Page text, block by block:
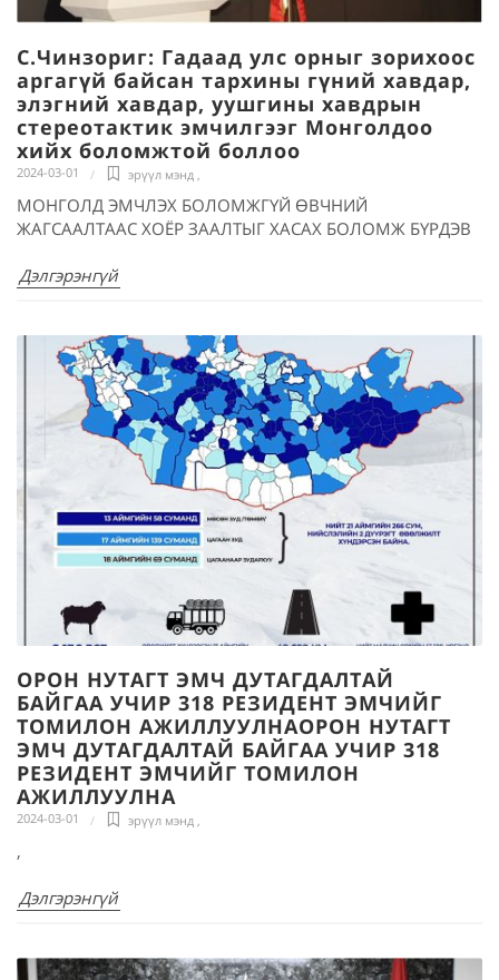
С.Чинзориг: Гадаад улс орныг зорихоос
аргагүй байсан тархины гүний хавдар,
элэгний хавдар, уушгины хавдрын
стереотактик эмчилгээг Монголдоо
хийх боломжтой боллоо
2024-03-01 эрүүл мэнд ,
МОНГОЛД ЭМЧЛЭХ БОЛОМЖГҮЙ ӨВЧНИЙ
ЖАГСААЛТААС ХОЁР ЗААЛТЫГ ХАСАХ БОЛОМЖ БҮРДЭВ
Дэлгэрэнгүй
ОРОН НУТАГТ ЭМЧ ДУТАГДАЛТАЙ
БАЙГАА УЧИР 318 РЕЗИДЕНТ ЭМЧИЙГ
ТОМИЛОН АЖИЛЛУУЛНАОРОН НУТАГТ
ЭМЧ ДУТАГДАЛТАЙ БАЙГАА УЧИР 318
РЕЗИДЕНТ ЭМЧИЙГ ТОМИЛОН
АЖИЛЛУУЛНА
2024-03-01 эрүүл мэнд ,
,
Дэлгэрэнгүй